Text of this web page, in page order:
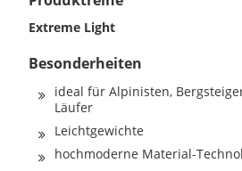
Extreme Light
Besonderheiten
ideal für Alpinisten,
Läufer
Leichtgewichte
hochmoderne Material-